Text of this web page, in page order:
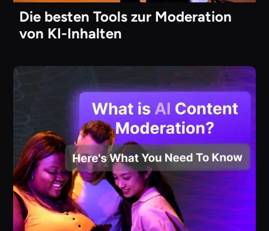
Die besten Tools zur Moderation
von KI-Inhalten